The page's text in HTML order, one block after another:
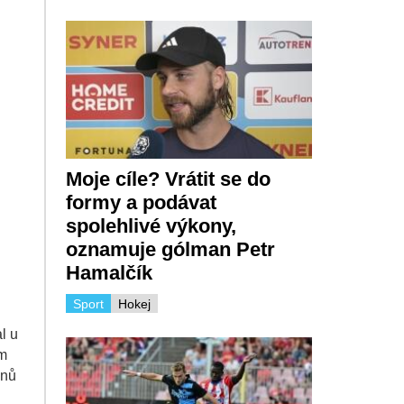
u
Moje cíle? Vrátit se do
formy a podávat
spolehlivé výkony,
oznamuje gólman Petr
Hamalčík
Hokej
Sport